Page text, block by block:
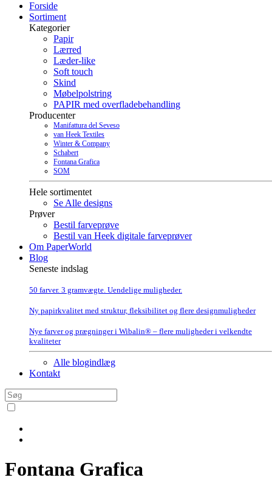
Forside
Sortiment
Kategorier
Papir
Lærred
Læder-like
Soft touch
Skind
Møbelpolstring
PAPIR med overfladebehandling
Producenter
Manifattura del Seveso
van Heek Textiles
Winter & Company
Schabert
Fontana Grafica
SOM
Hele sortimentet
Se Alle designs
Prøver
Bestil farveprøve
Bestil van Heek digitale farveprøver
Om PaperWorld
Blog
Seneste indslag
50 farver. 3 gramvægte. Uendelige muligheder.
Ny papirkvalitet med struktur, fleksibilitet og flere designmuligheder
Nye farver og prægninger i Wibalin® – flere muligheder i velkendte
kvaliteter
Alle blogindlæg
Kontakt
Fontana Grafica